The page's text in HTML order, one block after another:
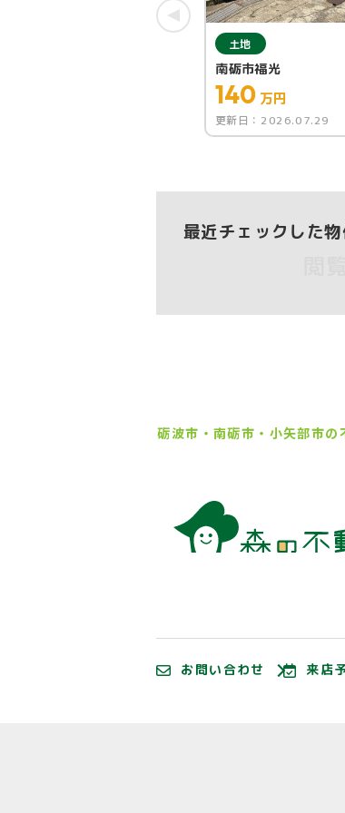
土地
南砺市福光
140 万円
更新日： 2026.07.29
最近チェックした
砺波市・南砺市・小矢部市の
お問い合わせ 来店